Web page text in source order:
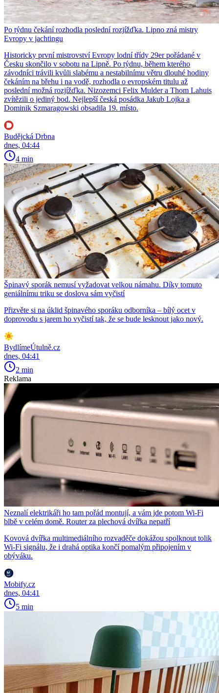
Po týdnu čekání rozhodla poslední rozjížďka. Lipno zná mistry
Evropy v jachtingu
Historicky první mistrovství Evropy lodní třídy 29er pořádané v
Česku skončilo v sobotu na Lipně. Po týdnu, během kterého
závodníci trávili kvůli slabému a nestabilnímu větru dlouhé hodiny
čekáním na břehu i na vodě, rozhodla o evropském titulu až
poslední možná rozjížďka. Nizozemci Felix Mulder a Thom Lahuis
zvítězili o jediný bod. Nejlepší česká posádka Jakub Lojka a
Dominik Szmaragowski obsadila 19. místo.
Budějcká Drbna
dnes, 04:44
4 min
Špinavý sporák nemusí vyžadovat velkou námahu. Díky tomuto
geniálnímu triku se doslova sám vyčistí
Přizvěte si na úklid špinavého sporáku odborníka – bílý ocet v
doprovodu s jarem ho vyčistí tak, že se bude lesknout jako nový.
BydlímeÚtulně.cz
dnes, 04:41
2 min
Reklama
Neznalí elektrikáři ho tam pořád montují, a vám jde potom Wi-Fi
blbě v celém domě. Router za plechová dvířka nepatří
Kovová dvířka multimediálního rozvaděče dokážou spolknout tolik
Wi-Fi signálu, že i drahá optika končí pomalým připojením v
obýváku.
Mobify.cz
dnes, 04:41
5 min